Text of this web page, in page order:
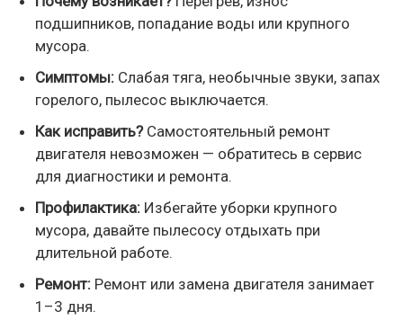
подшипников, попадание воды или крупного
мусора.
Симптомы: Слабая тяга, необычные звуки, запах
горелого, пылесос выключается.
Как исправить?Самостоятельный ремонт
двигателя невозможен — обратитесь в сервис
для диагностики и ремонта.
Профилактика: Избегайте уборки крупного
мусора, давайте пылесосу отдыхать при
длительной работе.
Ремонт: Ремонт или замена двигателя занимает
1–3 дня.